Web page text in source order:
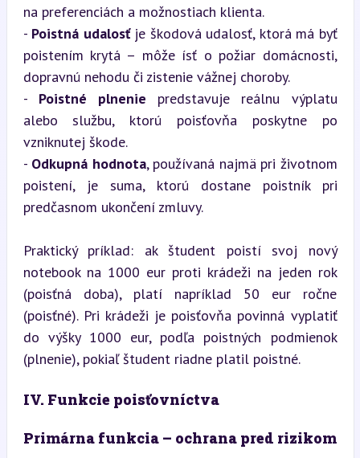
na preferenciách a možnostiach klienta.
- Poistná udalosť je škodová udalosť, ktorá má byť
poistením krytá – môže ísť o požiar domácnosti,
dopravnú nehodu či zistenie vážnej choroby.
- Poistné plnenie predstavuje reálnu výplatu
alebo službu, ktorú poisťovňa poskytne po
vzniknutej škode.
- Odkupná hodnota, používaná najmä pri životnom
poistení, je suma, ktorú dostane poistník pri
predčasnom ukončení zmluvy.
Praktický príklad: ak študent poistí svoj nový
notebook na 1000 eur proti krádeži na jeden rok
(poisťná doba), platí napríklad 50 eur ročne
(poisťné). Pri krádeži je poisťovňa povinná vyplatiť
do výšky 1000 eur, podľa poistných podmienok
(plnenie), pokiaľ študent riadne platil poistné.
IV. Funkcie poisťovníctva
Primárna funkcia – ochrana pred rizikom